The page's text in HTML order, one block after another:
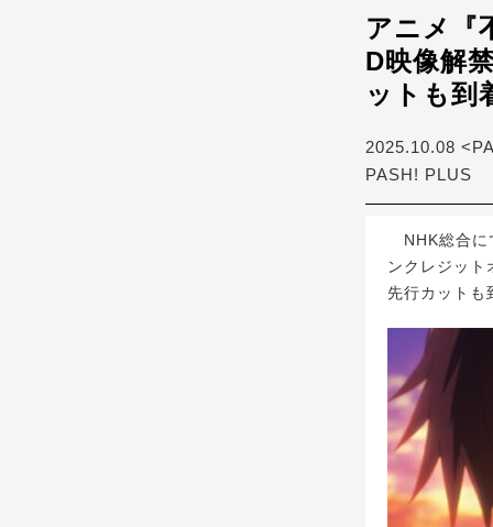
アニメ『
D映像解
ットも到
2025.10.08
PASH! PLUS
NHK総合に
ンクレジッ
先行カットも